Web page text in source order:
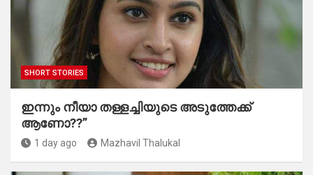
SHORT STORIES
ഇന്നും നീയാ തള്ളച്ചിയുടെ അടുത്തേക്ക്
ആണോ??”
1 day ago Mazhavil Thalukal